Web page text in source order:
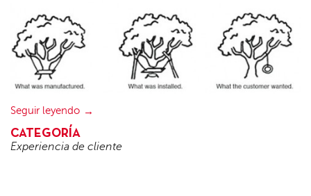
Seguir leyendo
CATEGORÍA
Experiencia de cliente